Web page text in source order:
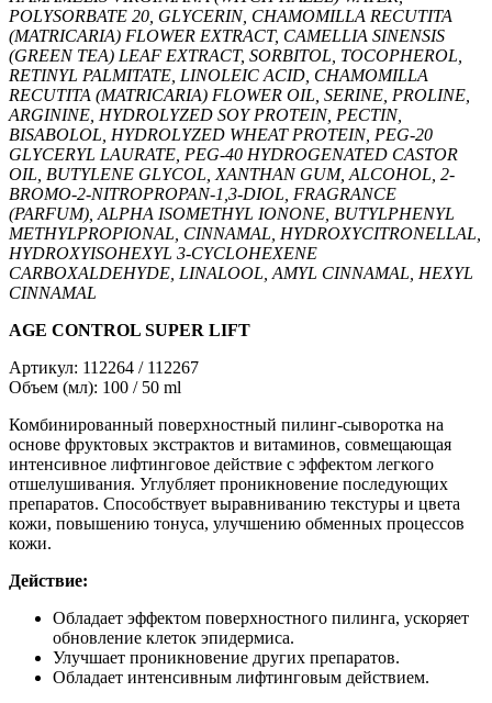
POLYSORBATE 20, GLYCERIN, CHAMOMILLA RECUTITA
(MATRICARIA) FLOWER EXTRACT, CAMELLIA SINENSIS
(GREEN TEA) LEAF EXTRACT, SORBITOL, TOCOPHEROL,
RETINYL PALMITATE, LINOLEIC ACID, CHAMOMILLA
RECUTITA (MATRICARIA) FLOWER OIL, SERINE, PROLINE,
ARGININE, HYDROLYZED SOY PROTEIN, PECTIN,
BISABOLOL, HYDROLYZED WHEAT PROTEIN, PEG-20
GLYCERYL LAURATE, PEG-40 HYDROGENATED CASTOR
OIL, BUTYLENE GLYCOL, XANTHAN GUM, ALCOHOL, 2-
BROMO-2-NITROPROPAN-1,3-DIOL, FRAGRANCE
(PARFUM), ALPHA ISOMETHYL IONONE, BUTYLPHENYL
METHYLPROPIONAL, CINNAMAL, HYDROXYCITRONELLAL,
HYDROXYISOHEXYL 3-CYCLOHEXENE
CARBOXALDEHYDE, LINALOOL, AMYL CINNAMAL, HEXYL
CINNAMAL
AGE CONTROL SUPER LIFT
Артикул: 112264 / 112267
Объем (мл): 100 / 50 ml
Комбинированный поверхностный пилинг-сыворотка на
основе фруктовых экстрактов и витаминов, совмещающая
интенсивное лифтинговое действие с эффектом легкого
отшелушивания. Углубляет проникновение последующих
препаратов. Способствует выравниванию текстуры и цвета
кожи, повышению тонуса, улучшению обменных процессов
кожи.
Действие:
Обладает эффектом поверхностного пилинга, ускоряет
обновление клеток эпидермиса.
Улучшает проникновение других препаратов.
Обладает интенсивным лифтинговым действием.